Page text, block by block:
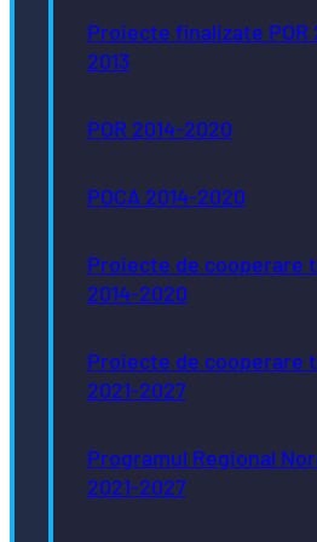
Proiecte finalizate POR
2013
POR 2014-2020
POCA 2014-2020
Proiecte de cooperare
2014-2020
Proiecte de cooperare
2021-2027
Programul Regional
2021-2027